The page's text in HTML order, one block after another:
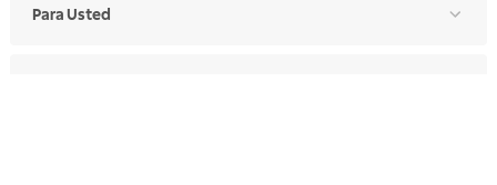
Para Usted